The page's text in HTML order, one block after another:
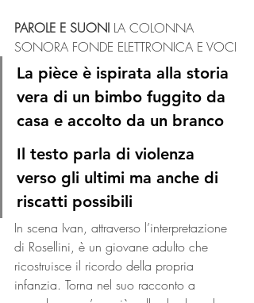
PAROLE E SUONI LA COLONNA
SONORA FONDE ELETTRONICA E VOCI
La pièce è ispirata alla storia
vera di un bimbo fuggito da
casa e accolto da un branco
Il testo parla di violenza
verso gli ultimi ma anche di
riscatti possibili
In scena Ivan, attraverso l’interpretazione
di Rosellini, è un giovane adulto che
ricostruisce il ricordo della propria
infanzia. Torna nel suo racconto a